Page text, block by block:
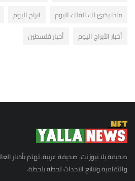
ماذا يخبئ لك الفلك اليوم
ابراج اليوم
أخبار الأبراج اليوم
أخبار فلسطين
صحيفة يلا نيوز نت، صحيفة عربية، تهتم بأخبار
والثقافية وتتابع الاحداث لحظة بلحظة.